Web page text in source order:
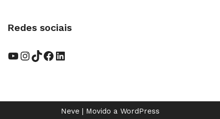
Redes sociais
Neve | Movido a WordPress